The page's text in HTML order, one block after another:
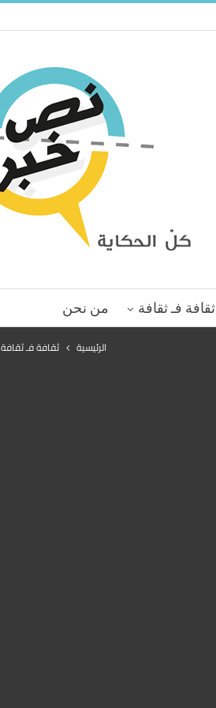
ثقافة فـ ثقافة من نحن
الرئيسية ثقافة فـ ثقافة